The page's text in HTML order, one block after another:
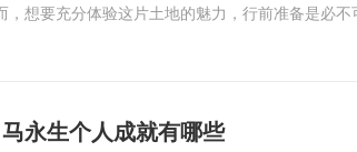
，想要充分体验这片土地的魅力，行前准备是必
永生个人成就有哪些